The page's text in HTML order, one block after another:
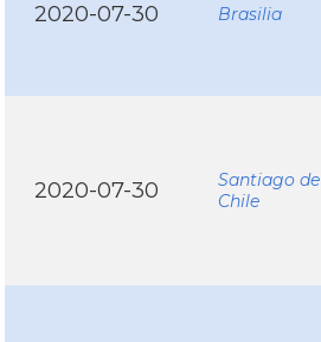
2020-07-30 Brasilia
2020-07-30
Santiago de
Chile